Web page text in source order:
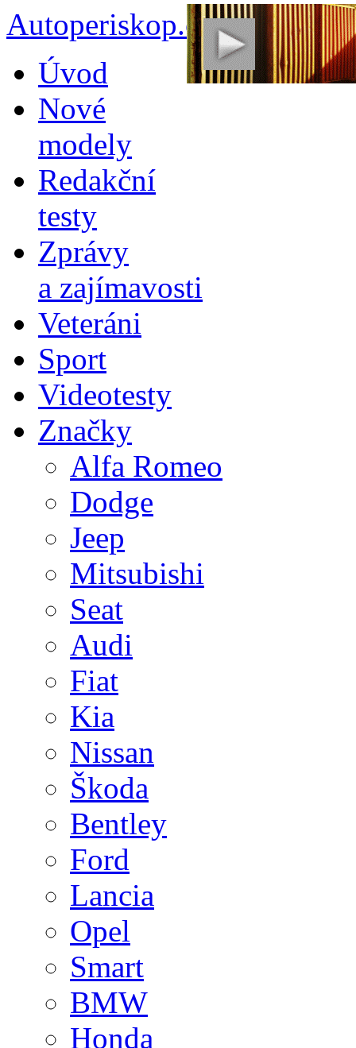
Autoperiskop.cz –
obsahu
webu
Úvod
Nové
modely
Redakční
testy
Zprávy
a zajímavosti
Veteráni
Sport
Videotesty
Značky
Alfa Romeo
Dodge
Jeep
Mitsubishi
Seat
Audi
Fiat
Kia
Nissan
Škoda
Bentley
Ford
Lancia
Opel
Smart
BMW
Honda